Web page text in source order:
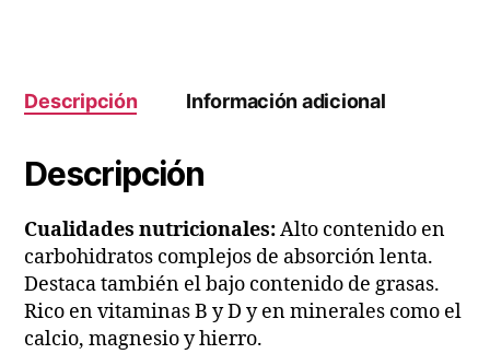
Descripción Información adicional
Descripción
Cualidades nutricionales:Alto contenido en
carbohidratos complejos de absorción lenta.
Destaca también el bajo contenido de grasas.
Rico en vitaminas B y D y en minerales como el
calcio, magnesio y hierro.